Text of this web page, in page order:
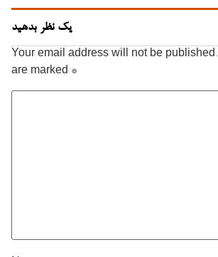
یک نظر بدهید
Your email address will not be published.
are marked *